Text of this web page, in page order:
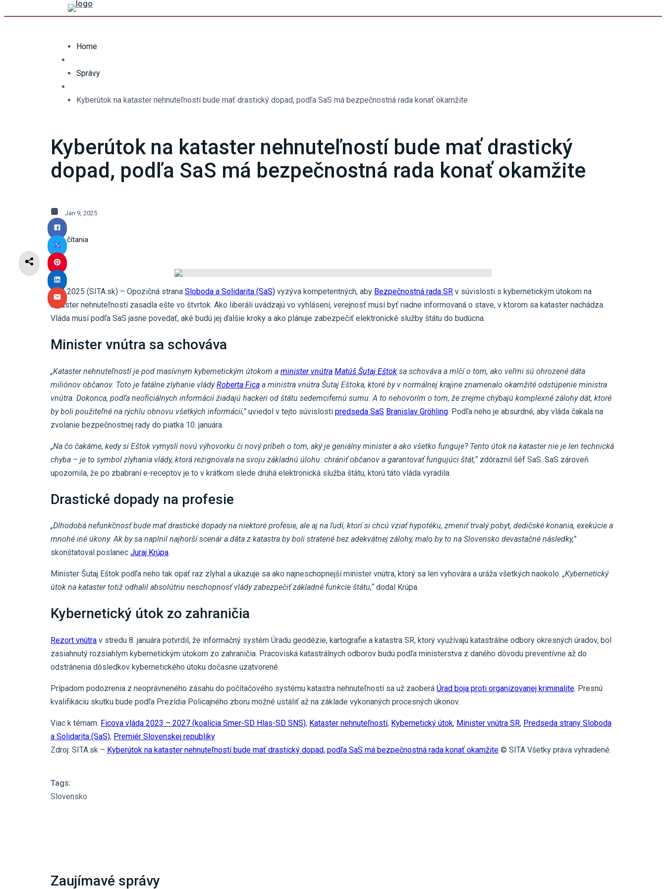
Home
Správy
Kyberútok na kataster nehnuteľností bude mať drastický dopad, podľa SaS má bezpečnostná rada konať okamžite
Kyberútok na kataster nehnuteľností bude mať drastický
dopad, podľa SaS má bezpečnostná rada konať okamžite
Jan 9, 2025
3
min čítania
10.1.2025 (SITA.sk) – Opozičná strana Sloboda a Solidarita (SaS) vyzýva kompetentných, aby Bezpečnostná rada SR v súvislosti s kybernetickým útokom na
kataster nehnuteľností zasadla ešte vo štvrtok. Ako liberáli uvádzajú vo vyhlásení, verejnosť musí byť riadne informovaná o stave, v ktorom sa kataster nachádza.
Vláda musí podľa SaS jasne povedať, aké budú jej ďalšie kroky a ako plánuje zabezpečiť elektronické služby štátu do budúcna.
Minister vnútra sa schováva
„Kataster nehnuteľností je pod masívnym kybernetickým útokom a minister vnútra Matúš Šutaj Eštok sa schováva a mlčí o tom, ako veľmi sú ohrozené dáta
miliónov občanov. Toto je fatálne zlyhanie vládyRoberta Fica a ministra vnútra Šutaj Eštoka, ktoré by v normálnej krajine znamenalo okamžité odstúpenie ministra
vnútra. Dokonca, podľa neoficiálnych informácií žiadajú hackeri od štátu sedemcifernú sumu. A to nehovorím o tom, že zrejme chýbajú komplexné zálohy dát, ktoré
by boli použiteľné na rýchlu obnovu všetkých informácií,” uviedol v tejto súvislosti predseda SaS Branislav Gröhling. Podľa neho je absurdné, aby vláda čakala na
zvolanie bezpečnostnej rady do piatka 10. januára.
„Na čo čakáme, kedy si Eštok vymyslí novú výhovorku či nový príbeh o tom, aký je geniálny minister a ako všetko funguje? Tento útok na kataster nie je len technická
chyba – je to symbol zlyhania vlády, ktorá rezignovala na svoju základnú úlohu: chrániť občanov a garantovať fungujúci štát,“zdôraznil šéf SaS. SaS zároveň
upozornila, že po zbabraní e-receptov je to v krátkom slede druhá elektronická služba štátu, ktorú táto vláda vyradila.
Drastické dopady na profesie
„Dlhodobá nefunkčnosť bude mať drastické dopady na niektoré profesie, ale aj na ľudí, ktorí si chcú vziať hypotéku, zmeniť trvalý pobyt, dedičské konania, exekúcie a
mnohé iné úkony. Ak by sa naplnil najhorší scenár a dáta z katastra by boli stratené bez adekvátnej zálohy, malo by to na Slovensko devastačné následky,”
skonštatoval poslanec Juraj Krúpa.
Minister Šutaj Eštok podľa neho tak opäť raz zlyhal a ukazuje sa ako najneschopnejší minister vnútra, ktorý sa len vyhovára a uráža všetkých naokolo. „Kybernetický
útok na kataster totiž odhalil absolútnu neschopnosť vlády zabezpečiť základné funkcie štátu,“ dodal Krúpa.
Kybernetický útok zo zahraničia
Rezort vnútra v stredu 8. januára potvrdil, že informačný systém Úradu geodézie, kartografie a katastra SR, ktorý využívajú katastrálne odbory okresných úradov, bol
zasiahnutý rozsiahlym kybernetickým útokom zo zahraničia. Pracoviská katastrálnych odborov budú podľa ministerstva z daného dôvodu preventívne až do
odstránenia dôsledkov kybernetického útoku dočasne uzatvorené.
Prípadom podozrenia z neoprávneného zásahu do počítačového systému katastra nehnuteľností sa už zaoberá Úrad boja proti organizovanej kriminalite. Presnú
kvalifikáciu skutku bude podľa Prezídia Policajného zboru možné ustáliť až na základe vykonaných procesných úkonov.
Viac k témam: Ficova vláda 2023 – 2027 (koalícia Smer-SD Hlas-SD SNS), Kataster nehnuteľností, Kybernetický útok, Minister vnútra SR, Predseda strany Sloboda
a Solidarita (SaS), Premiér Slovenskej republiky
Zdroj: SITA.sk – Kyberútok na kataster nehnuteľností bude mať drastický dopad, podľa SaS má bezpečnostná rada konať okamžite © SITA Všetky práva vyhradené.
Tags:
Slovensko
Zaujímavé správy